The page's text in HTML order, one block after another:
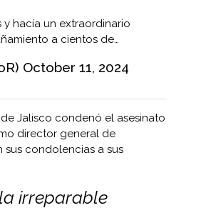
hacía un extraordinario
a cientos de…
October 11, 2024
Jalisco condenó el asesinato
director general de
sus condolencias a sus
irreparable